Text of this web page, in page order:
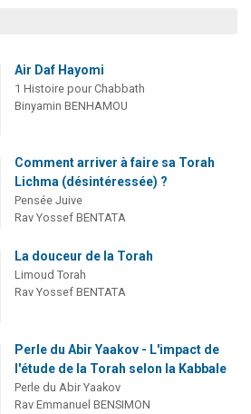
Il reste 49 places pour étudier en groupe sur Zoom
Air Daf Hayomi
1 Histoire pour Chabbath
Binyamin BENHAMOU
Comment arriver à faire sa Torah
Lichma (désintéressée) ?
Pensée Juive
Rav Yossef BENTATA
La douceur de la Torah
Limoud Torah
Rav Yossef BENTATA
Perle du Abir Yaakov - L'impact de
l'étude de la Torah selon la Kabbale
Perle du Abir Yaakov
Rav Emmanuel BENSIMON